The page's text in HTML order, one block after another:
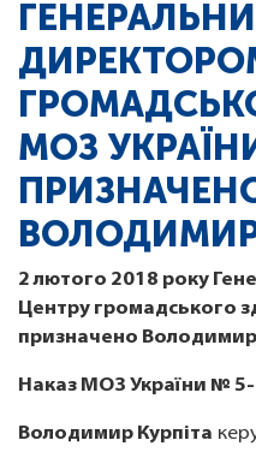
МОЗ
2 лютого 2018 року
Центру громадського
призначено
Наказ МОЗ України № 5-
Володимир Курпіта